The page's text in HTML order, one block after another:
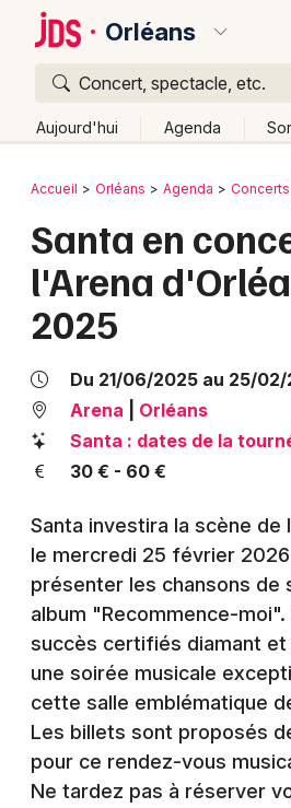
Orléans
Concert, spectacle, etc.
Aujourd'hui Agenda
Publier un événement
Grands événements
Activité & Expérience
Manifestations
Foires & salons
Spectacles
Concerts
Sports
Soirées
Sorties famille
Expos
Bordeaux
Colmar
Lille
Marseille
Mulhouse
Nice
Strasbourg
Toulouse
Toutes les villes
Retour
Accueil Orléans Agenda Concerts
Santa en
l'Arena
2025
Du 21/06/2025 au 25/
Arena
Orléans
Santa : dates de la
30 € - 60 €
Santa investira la scène de
le mercredi 25 février
présenter les chansons de
album "Recommence-
succès certifiés diamant
une soirée musicale
cette salle emblématique
Les billets sont proposés
pour ce rendez-vous
Ne tardez pas à réserver
Quoi ?
Où ?
Près de moi
Changer de lieu
Quand ?
Aujourd'hui